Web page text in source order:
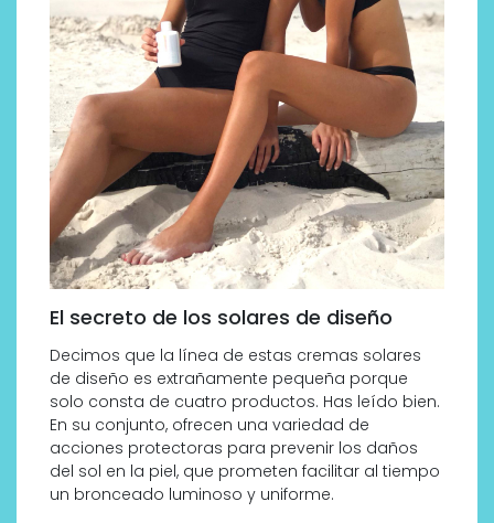
El secreto de los solares de diseño
Decimos que la línea de estas cremas solares
de diseño es extrañamente pequeña porque
solo consta de cuatro productos. Has leído bien.
En su conjunto, ofrecen una variedad de
acciones protectoras para prevenir los daños
del sol en la piel, que prometen facilitar al tiempo
un bronceado luminoso y uniforme.